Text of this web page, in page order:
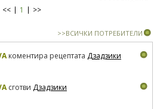
<< 1 >>
>>ВСИЧКИ ПОТРЕБИТЕЛИ
коментира рецептата Дзадзики
сготви Дзадзики